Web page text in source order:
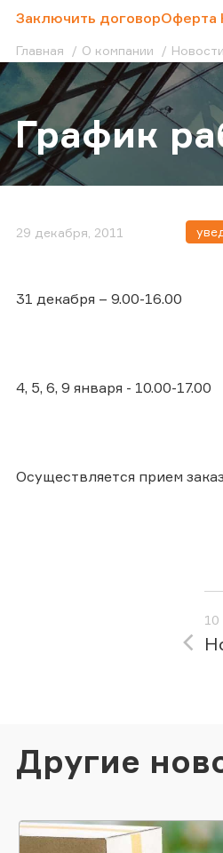
Заключить договорОферта
Главная О компании Новости
График
29 декабря, 2011
31 декабря – 9.00-16.00
4, 5, 6, 9 января - 10.00-17.00
Осуществляется прием
10
Другие